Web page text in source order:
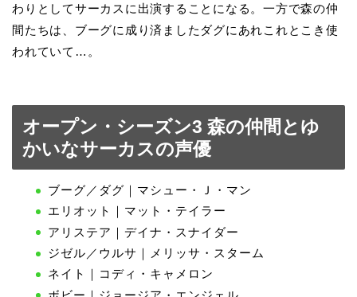
わりとしてサーカスに出演することになる。一方で森の仲
間たちは、ブーグに成り済ましたダグにあれこれとこき使
われていて…。
オープン・シーズン3 森の仲間とゆ
かいなサーカスの声優
ブーグ／ダグ｜マシュー・Ｊ・マン
エリオット｜マット・テイラー
アリステア｜デイナ・スナイダー
ジゼル／ウルサ｜メリッサ・スターム
ネイト｜コディ・キャメロン